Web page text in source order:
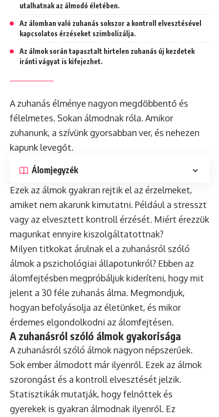
utalhatnak az álmodó életében.
Az álomban való zuhanás sokszor a kontroll elvesztésével
kapcsolatos érzéseket szimbolizálja.
Az álmok során tapasztalt hirtelen zuhanás új kezdetek
iránti vágyat is kifejezhet.
A zuhanás élménye nagyon megdöbbentő és
félelmetes. Sokan álmodnak róla. Amikor
zuhanunk, a szívünk gyorsabban ver, és nehezen
kapunk levegőt.
Álomjegyzék
Ezek az álmok gyakran rejtik el az érzelmeket,
amiket nem akarunk kimutatni. Például a stresszt
vagy az elvesztett kontroll érzését. Miért érezzük
magunkat ennyire kiszolgáltatottnak?
Milyen titkokat árulnak el a zuhanásról szóló
álmok a pszichológiai állapotunkról? Ebben az
álomfejtésben megpróbáljuk kideríteni, hogy mit
jelent a 30 féle zuhanás álma. Megmondjuk,
hogyan befolyásolja az életünket, és mikor
érdemes elgondolkodni az álomfejtésen.
A zuhanásról szóló álmok gyakorisága
A zuhanásról szóló álmok nagyon népszerűek.
Sok ember álmodott már ilyenről. Ezek az álmok
szorongást és a kontroll elvesztését jelzik.
Statisztikák mutatják, hogy felnőttek és
gyerekek is gyakran álmodnak ilyenről. Ez